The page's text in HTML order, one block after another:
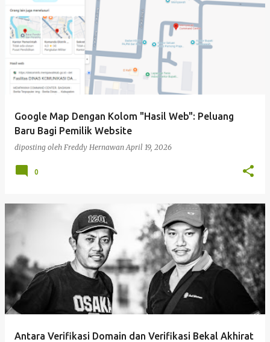
Google Map Dengan Kolom "Hasil Web": Peluang
Baru Bagi Pemilik Website
diposting oleh Freddy Hernawan April 19, 2026
0
Antara Verifikasi Domain dan Verifikasi Bekal Akhirat